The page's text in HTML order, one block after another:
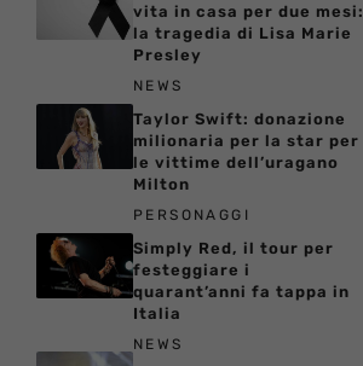
vita in casa per due mesi:
la tragedia di Lisa Marie
Presley
NEWS
Taylor Swift: donazione
milionaria per la star per
le vittime dell’uragano
Milton
PERSONAGGI
Simply Red, il tour per
festeggiare i
quarant’anni fa tappa in
Italia
NEWS